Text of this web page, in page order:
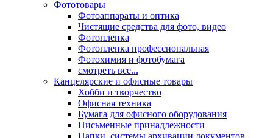
Фототовары
Фотоаппараты и оптика
Чистящие средства для фото, видео
Фотопленка
Фотопленка профессиональная
Фотохимия и фотобумага
смотреть все...
Канцелярские и офисные товары
Хобби и творчество
Офисная техника
Бумага для офисного оборудования
Письменные принадлежности
Папки, системы архивации документов